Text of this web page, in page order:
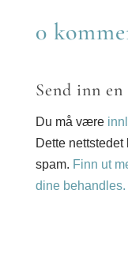
0
Send inn
Du må være
Dette
spam. Finn ut
dine behandles.